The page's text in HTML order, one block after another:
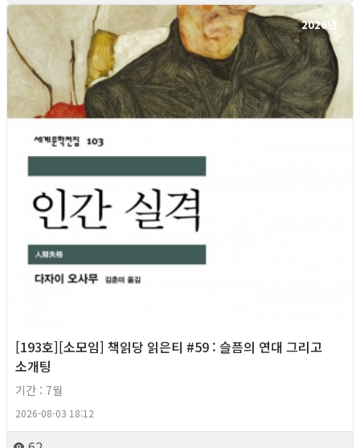
2026년
[193호][소모임] 책읽당 읽은티 #59 : 슬픔의 연대 그리고
소개팅
기간 : 7월
2026-08-03 18:12